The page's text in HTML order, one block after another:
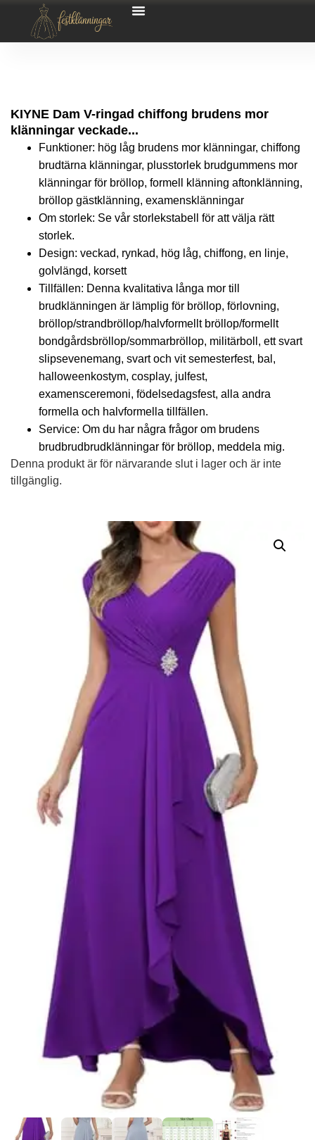
KIYNE Dam V-ringad chiffong brudens mor
klänningar veckade...
Funktioner: hög låg brudens mor klänningar, chiffong
brudtärna klänningar, plusstorlek brudgummens mor
klänningar för bröllop, formell klänning aftonklänning,
bröllop gästklänning, examensklänningar
Om storlek: Se vår storlekstabell för att välja rätt
storlek.
Design: veckad, rynkad, hög låg, chiffong, en linje,
golvlängd, korsett
Tillfällen: Denna kvalitativa långa mor till
brudklänningen är lämplig för bröllop, förlovning,
bröllop/strandbröllop/halvformellt bröllop/formellt
bondgårdsbröllop/sommarbröllop, militärboll, ett svart
slipsevenemang, svart och vit semesterfest, bal,
halloweenkostym, cosplay, julfest,
examensceremoni, födelsedagsfest, alla andra
formella och halvformella tillfällen.
Service: Om du har några frågor om brudens
brudbrudbrudklänningar för bröllop, meddela mig.
Denna produkt är för närvarande slut i lager och är inte
tillgänglig.